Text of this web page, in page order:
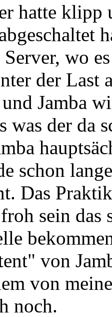
hatte klipp
wo
der Last
Jamba
was der da
schon
Das
sein das
von
von
noch.